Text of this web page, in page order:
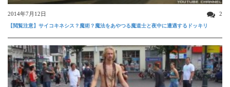
2014年7月12日 2
【閲覧注意】サイコキネシス？魔術？魔法をあやつる魔道士と夜中に遭遇するドッキリ